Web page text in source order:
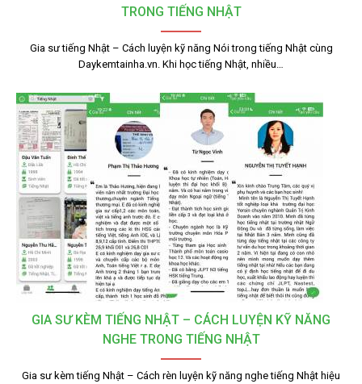
TRONG TIẾNG NHẬT
Gia sư tiếng Nhật – Cách luyện kỹ năng Nói trong tiếng Nhật cùng
Daykemtainha.vn. Khi học tiếng Nhật, nhiều…
GIA SƯ KÈM TIẾNG NHẬT – CÁCH LUYỆN KỸ NĂNG
NGHE TRONG TIẾNG NHẬT
Gia sư kèm tiếng Nhật – Cách rèn luyện kỹ năng nghe tiếng Nhật hiệu